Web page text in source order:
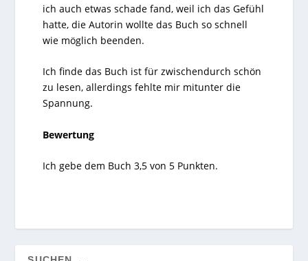
ich auch etwas schade fand, weil ich das Gefühl
hatte, die Autorin wollte das Buch so schnell
wie möglich beenden.
Ich finde das Buch ist für zwischendurch schön
zu lesen, allerdings fehlte mir mitunter die
Spannung.
Bewertung
Ich gebe dem Buch 3,5 von 5 Punkten.